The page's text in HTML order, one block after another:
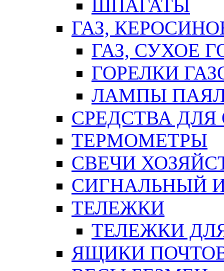
ШПАГАТЫ
ГАЗ,
ГАЗ, СУХОЕ
ГОРЕЛКИ
ЛАМПЫ
СРЕДСТВА
ТЕРМОМЕТРЫ
СВЕЧИ
СИГНАЛЬНЫЙ
ТЕЛЕЖКИ
ТЕЛЕЖКИ
ЯЩИКИ